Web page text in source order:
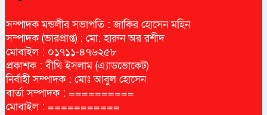
সম্পাদক মন্ডলীর সভাপতি : জাকির হোসেন মহিন
সম্পাদক (ভারপ্রাপ্ত) : মো: হারুন অর রশীদ
মোবাইল : ০১৭১১-৪৭৬২৫৮
প্রকাশক : বীথি ইসলাম (এ্যাডভোকেট)
নির্বাহী সম্পাদক : মোঃ আবুল হোসেন
বার্তা সম্পাদক : ==========
মোবাইল : ===========